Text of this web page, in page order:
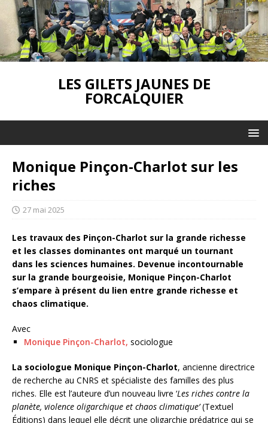
LES GILETS JAUNES DE
FORCALQUIER
Monique Pinçon-Charlot sur les
riches
27 mai 2025
Les travaux des Pinçon-Charlot sur la grande richesse
et les classes dominantes ont marqué un tournant
dans les sciences humaines. Devenue incontournable
sur la grande bourgeoisie, Monique Pinçon-Charlot
s’empare à présent du lien entre grande richesse et
chaos climatique.
Avec
Monique Pinçon-Charlot, sociologue
La sociologue Monique Pinçon-Charlot, ancienne directrice
de recherche au CNRS et spécialiste des familles des plus
riches. Elle est l’auteure d’un nouveau livre ‘Les riches contre la
planète, violence oligarchique et chaos climatique’(Textuel
Éditions) dans lequel elle décrit une oligarchie prédatrice qui se